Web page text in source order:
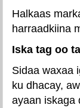
Halkaas
harraadkiina
Iska tag oo
Sidaa waxaa
ku dhacay,
ayaan iskaga